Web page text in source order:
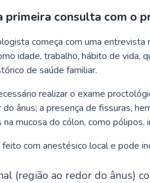
primeira consulta com o
começa com uma entrevista
idade, trabalho, hábito de vida,
de saúde familiar.
realizar o exame
ânus; a presença de fissuras,
mucosa do cólon, como pólipos,
com anestésico local e pode
(região ao redor do ânus)